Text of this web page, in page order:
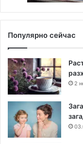
Популярно сейчас
2